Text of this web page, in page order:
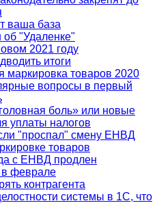
ваша база
об "Удаленке"
2021 году
итоги
маркировка товаров 2020
вопросы в первый
боль» или новые
уплаты налогов
"проспал" смену ЕНВД
товаров
с ЕНВД продлен
в феврале
контрагента
системы в 1С, что